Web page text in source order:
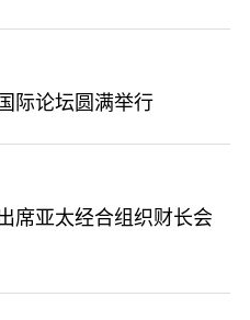
际论坛圆满举行
席亚太经合组织财长会